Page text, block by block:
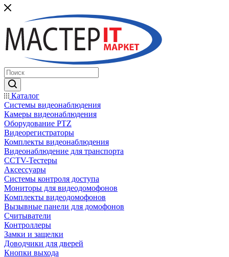
Каталог
Системы видеонаблюдения
Камеры видеонаблюдения
Оборудование PTZ
Видеорегистраторы
Комплекты видеонаблюдения
Видеонаблюдение для транспорта
CCTV-Тестеры
Аксессуары
Системы контроля доступа
Мониторы для видеодомофонов
Комплекты видеодомофонов
Вызывные панели для домофонов
Считыватели
Контроллеры
Замки и защелки
Доводчики для дверей
Кнопки выхода